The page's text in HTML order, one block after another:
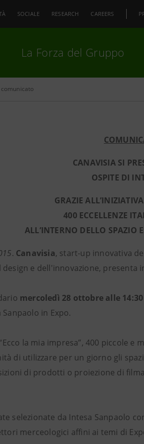
SOCIALE RESEARCH CAREERS
La Forza del Gruppo
CANAVISIA SI
OSPITE DI
GRAZIE
400 ECCELLENZE
ALL’INTERNO DELLO SPAZIO
. Canavisia, start-up innovativa
e dell'innovazione, presenta
mercoledì 28 ottobre alle 14:30
in Expo.
la mia impresa”, 400 piccole
di utilizzare per un giorno gli
di prodotti o proiezione di
selezionate da Intesa Sanpaolo
merceologici affini ai temi di